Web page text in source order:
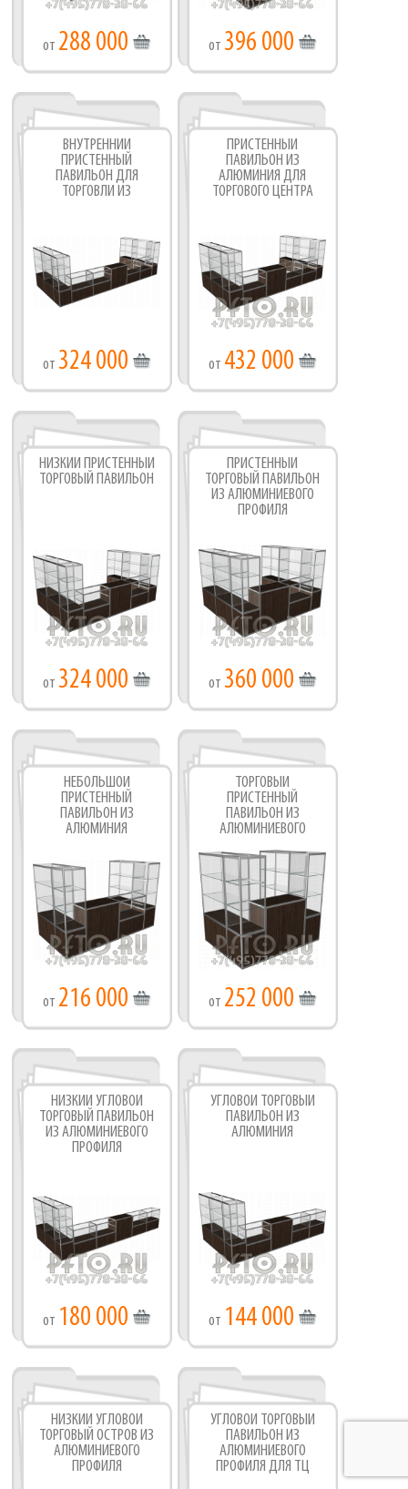
от 288 000 от 396 000
ВНУТРЕННИЙ
ПРИСТЕННЫЙ
ПАВИЛЬОН ДЛЯ
ТОРГОВЛИ ИЗ
от 324 000
ПРИСТЕННЫЙ
ПАВИЛЬОН ИЗ
АЛЮМИНИЯ ДЛЯ
ТОРГОВОГО ЦЕНТРА
от 432 000
НИЗКИЙ ПРИСТЕННЫЙ
ТОРГОВЫЙ ПАВИЛЬОН
от 324 000
ПРИСТЕННЫЙ
ТОРГОВЫЙ ПАВИЛЬОН
ИЗ АЛЮМИНИЕВОГО
ПРОФИЛЯ
от 360 000
НЕБОЛЬШОЙ
ПРИСТЕННЫЙ
ПАВИЛЬОН ИЗ
АЛЮМИНИЯ
от 216 000
ТОРГОВЫЙ
ПРИСТЕННЫЙ
ПАВИЛЬОН ИЗ
АЛЮМИНИЕВОГО
от 252 000
НИЗКИЙ УГЛОВОЙ
ТОРГОВЫЙ ПАВИЛЬОН
ИЗ АЛЮМИНИЕВОГО
ПРОФИЛЯ
от 180 000
УГЛОВОЙ ТОРГОВЫЙ
ПАВИЛЬОН ИЗ
АЛЮМИНИЯ
от 144 000
НИЗКИЙ УГЛОВОЙ
ТОРГОВЫЙ ОСТРОВ ИЗ
АЛЮМИНИЕВОГО
ПРОФИЛЯ
УГЛОВОЙ ТОРГОВЫЙ
ПАВИЛЬОН ИЗ
АЛЮМИНИЕВОГО
ПРОФИЛЯ ДЛЯ ТЦ